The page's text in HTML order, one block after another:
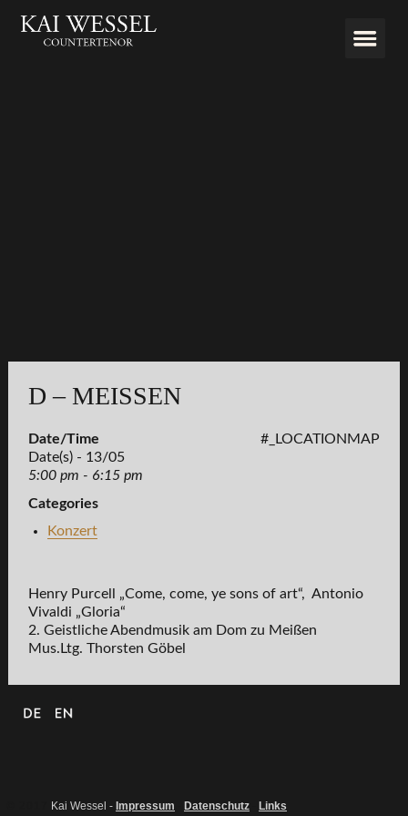
D – MEISSEN
#_LOCATIONMAP
Date/Time
Date(s) - 13/05
5:00 pm - 6:15 pm
Categories
Konzert
Henry Purcell „Come, come, ye sons of art“, Antonio
Vivaldi „Gloria“
2. Geistliche Abendmusik am Dom zu Meißen
Mus.Ltg. Thorsten Göbel
Kai Wessel - Impressum Datenschutz Links